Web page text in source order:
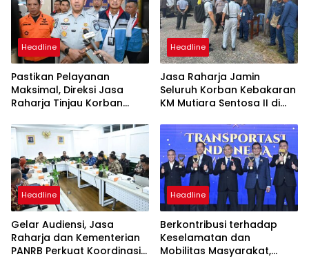
Headline
Pastikan Pelayanan
Maksimal, Direksi Jasa
Raharja Tinjau Korban
Sentosa II
Headline
Jasa Raharja Jamin
Seluruh Korban Kebakaran
KM Mutiara Sentosa II di
Headline
Gelar Audiensi, Jasa
Raharja dan Kementerian
PANRB Perkuat Koordinasi
Headline
Berkontribusi terhadap
Keselamatan dan
Mobilitas Masyarakat,